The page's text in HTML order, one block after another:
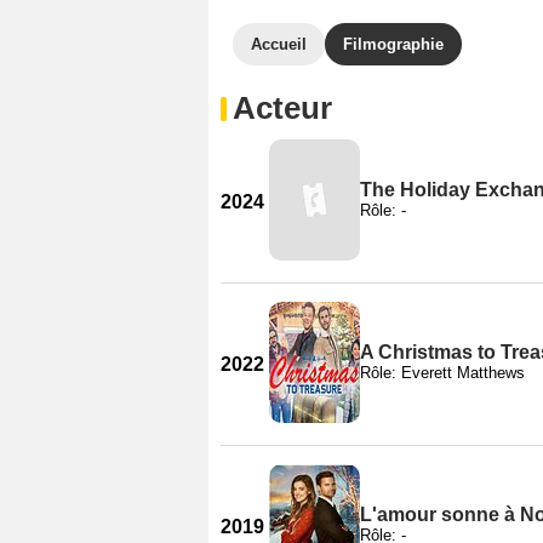
Accueil Filmographie
Acteur
2024
The Holiday
Rôle: -
2022
A Christmas to
Rôle: Everett Matthews
2019
L'amour sonne à
Rôle: -